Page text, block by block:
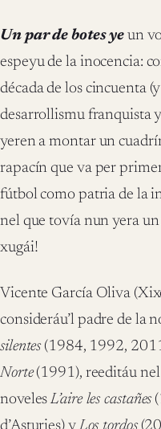
Un par de botes ye un
espeyu de la inocencia:
década de los cincuenta
desarrollismu franquista
yeren a montar un
rapacín que va per
fútbol como patria de la
nel que tovía nun yera
xugái!
Vicente García Oliva
consideráu’l padre de la
silentes(1984, 1992,
Norte(1991), reeditáu
novelesL’aire les castañes
d’Asturies) yLos tordos